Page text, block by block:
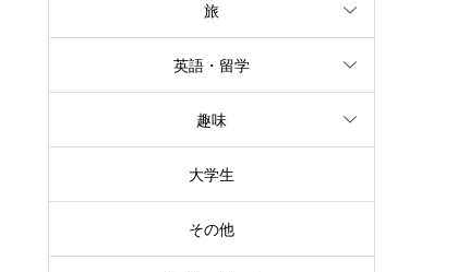
旅
英語・留学
趣味
大学生
その他